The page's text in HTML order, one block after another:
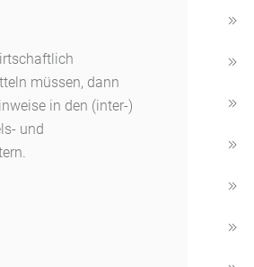
müssen, dann
in den (inter-)
und